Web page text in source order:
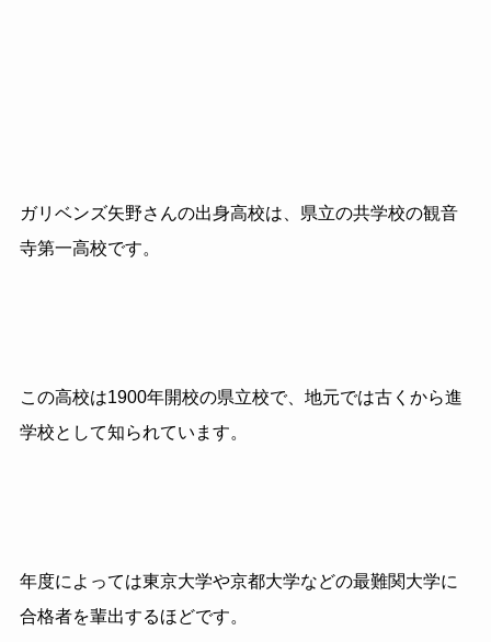
ガリベンズ矢野さんの出身高校は、県立の共学校の観音
寺第一高校です。
この高校は1900年開校の県立校で、地元では古くから進
学校として知られています。
年度によっては東京大学や京都大学などの最難関大学に
合格者を輩出するほどです。